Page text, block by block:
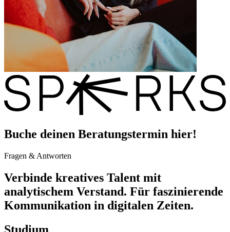
Buche deinen Beratungstermin hier!
Fragen & Antworten
Verbinde kreatives Talent mit
analytischem Verstand. Für faszinierende
Kommunikation in digitalen Zeiten.